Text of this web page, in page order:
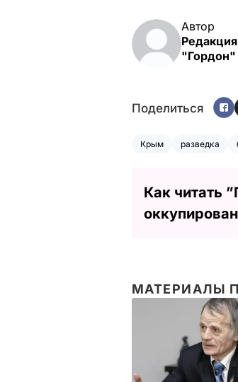
Автор
Редакция
"Гордон"
Поделиться
Крым разведка
Как читать
МАТЕРИАЛЫ